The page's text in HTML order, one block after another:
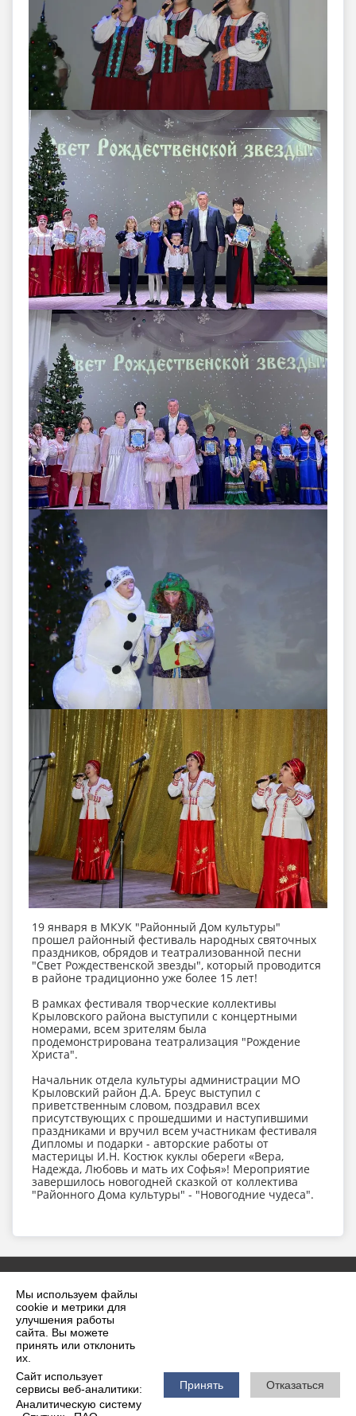
Мы используем файлы
cookie и метрики для
улучшения работы
сайта. Вы можете
принять или отклонить
их.
Сайт использует
сервисы веб-аналитики:
Аналитическую систему
Принять Отказаться
19 января в МКУК "Районный Дом культуры"
прошел районный фестиваль народных святочных
праздников, обрядов и театрализованной песни
"Свет Рождественской звезды", который проводится
в районе традиционно уже более 15 лет!
В рамках фестиваля творческие коллективы
Крыловского района выступили с концертными
номерами, всем зрителям была
продемонстрирована театрализация "Рождение
Христа".
Начальник отдела культуры администрации МО
Крыловский район Д.А. Бреус выступил с
приветственным словом, поздравил всех
присутствующих с прошедшими и наступившими
праздниками и вручил всем участникам фестиваля
Дипломы и подарки - авторские работы от
мастерицы И.Н. Костюк куклы обереги «Вера,
Надежда, Любовь и мать их Софья»! Мероприятие
завершилось новогодней сказкой от коллектива
"Районного Дома культуры" - "Новогодние чудеса".
2026 г. krilovskaya.ru
Вход
Карта сайта
Политика обработки персональных данных